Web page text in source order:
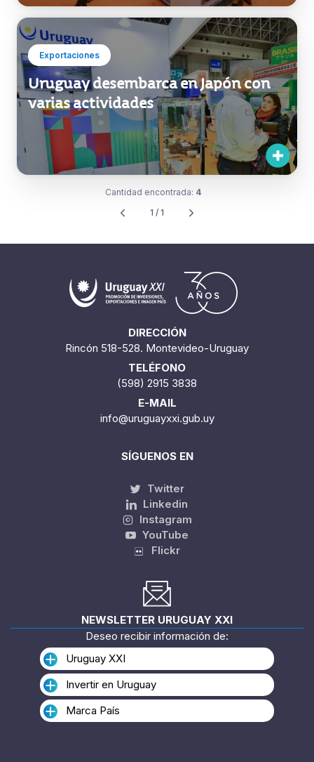
Exportaciones
Uruguay desembarca en Japón con
varias actividades
Cantidad encontrada: 4
1 / 1
DIRECCIÓN
Rincón 518-528. Montevideo-Uruguay
TELÉFONO
(598) 2915 3838
E-MAIL
info@uruguayxxi.gub.uy
SÍGUENOS EN
Twitter
Linkedin
Instagram
YouTube
Flickr
NEWSLETTER URUGUAY XXI
Deseo recibir información de:
Uruguay XXI
Invertir en Uruguay
Marca País